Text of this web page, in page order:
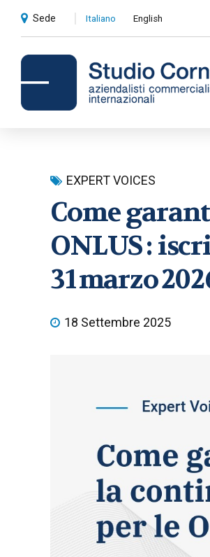
Sede Italiano English
amministrativa
Compliance societaria
Revisioni contabili
Privati
EXPERT VOICES
Come
ONLUS :
31 marzo
18 Settembre 2025